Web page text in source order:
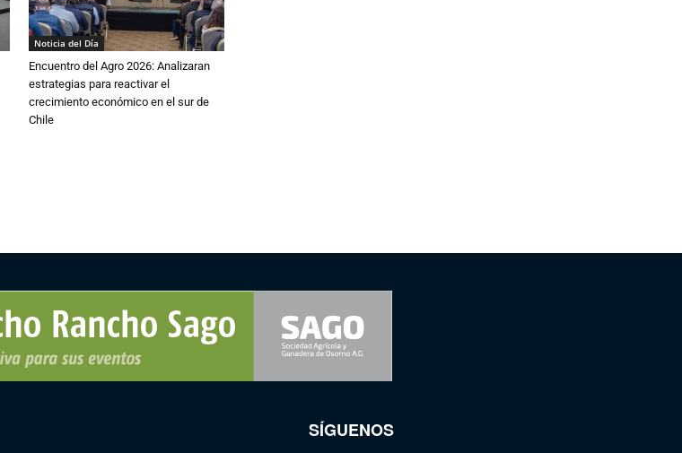
Noticia del Día
Encuentro del Agro 2026: Analizaran
estrategias para reactivar el
crecimiento económico en el sur de
Chile
SÍGUENOS